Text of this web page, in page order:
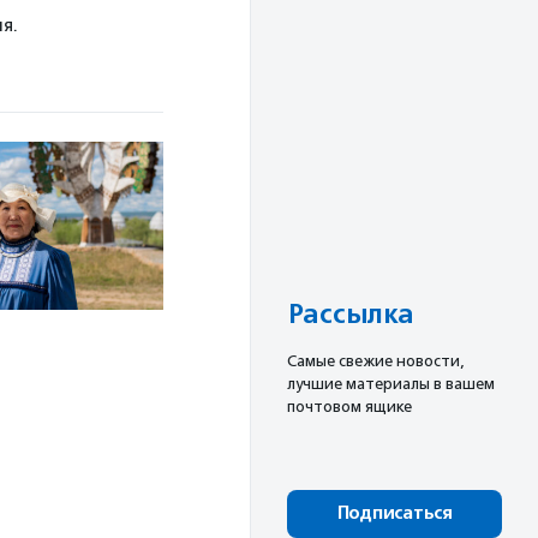
Рассылка
Cамые свежие новости,
лучшие материалы в вашем
почтовом ящике
Подписаться